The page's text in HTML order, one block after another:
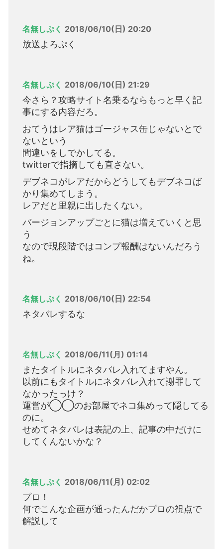
名無しぷく 2018/06/10(日) 20:20
放送よろぷく
名無しぷく 2018/06/10(日) 21:29
今さら？攻略サイト名乗るならもっと早く記
事にする内容だろ。
おてうはレア猫はゴージャス缶じゃないとで
ないという
間違いをしでかしてる。
twitterで指摘しても直さない。
デブネコがレアだからどうしてもデブネコば
かり集めてしまう。
レアだと里親に出したくない。
バージョンアップごとに猫は増えていくと思
う
なので現段階ではコンプ報酬はないんだろう
ね。
名無しぷく 2018/06/10(日) 22:54
ネタバレするな
名無しぷく 2018/06/11(月) 01:14
またタイトルにネタバレ入れてますやん。
以前にもタイトルにネタバレ入れて謝罪して
なかったっけ？
運営が◯◯のお部屋でネコ集めって隠してる
のに。
せめてネタバレは表記の上、記事の中だけに
してくんないかな？
名無しぷく 2018/06/11(月) 02:02
プロ！
何でこんな企画が通ったんだかプロの視点で
解説して